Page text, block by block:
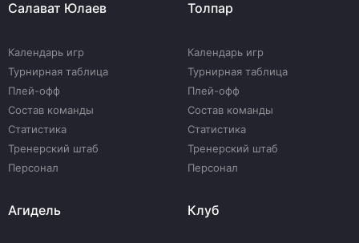
Салават Юлаев
Календарь игр
Турнирная таблица
Плей-офф
Состав команды
Статистика
Тренерский штаб
Персонал
Толпар
Календарь игр
Турнирная таблица
Плей-офф
Состав команды
Статистика
Тренерский штаб
Персонал
Агидель Клуб